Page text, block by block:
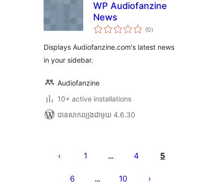
WP Audiofanzine
News
(0ការ
វាយ
សរុប
)
Displays Audiofanzine.com's latest news
in your sidebar.
Audiofanzine
10+ active installations
បាន​សាកល្បង​ជាមួយ 4.6.30
pagination
1 … 4 5
6 … 10